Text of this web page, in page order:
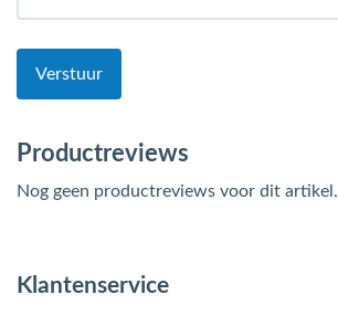
Verstuur
Productreviews
Nog geen productreviews voor dit artikel.
Klantenservice